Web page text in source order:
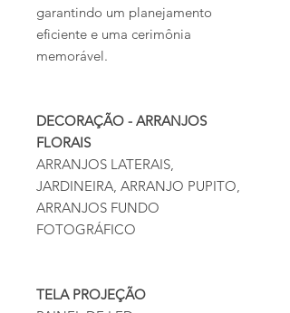
garantindo um planejamento
eficiente e uma cerimônia
memorável.
DECORAÇÃO - ARRANJOS
FLORAIS
ARRANJOS LATERAIS,
JARDINEIRA, ARRANJO PUPITO,
ARRANJOS FUNDO
FOTOGRÁFICO
TELA PROJEÇÃO